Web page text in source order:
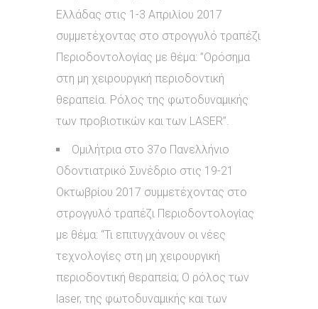
Ελλάδας στις 1-3 Απριλίου 2017
συμμετέχοντας στο στρογγυλό τραπέζι
Περιοδοντολογίας με θέμα: ”Ορόσημα
στη μη χειρουργική περιοδοντική
θεραπεία. Ρόλος της φωτοδυναμικής
των προβιοτικών και των LASER”.
Ομιλήτρια στο 37ο Πανελλήνιο
Οδοντιατρικό Συνέδριο στις 19-21
Οκτωβρίου 2017 συμμετέχοντας στο
στρογγυλό τραπέζι Περιοδοντολογίας
με θέμα: “Τι επιτυγχάνουν οι νέες
τεχνολογίες στη μη χειρουργική
περιοδοντική θεραπεία; Ο ρόλος των
laser, της φωτοδυναμικής και των